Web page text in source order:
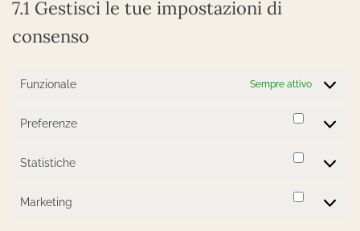
7.1 Gestisci le tue impostazioni di
consenso
Funzionale Sempre attivo
Preferenze
Statistiche
Marketing